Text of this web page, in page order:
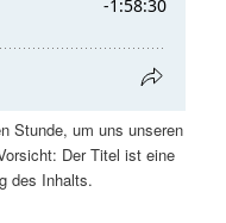
Stunde, um uns unseren
Der Titel ist eine
des Inhalts.